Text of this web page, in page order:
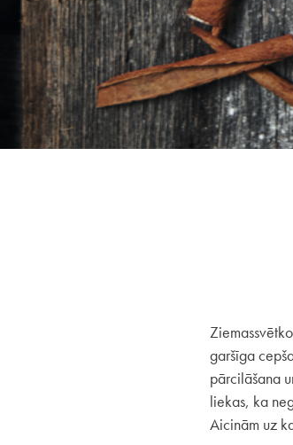
garšīga
pārcilāšana
liekas, ka
Aicinām uz